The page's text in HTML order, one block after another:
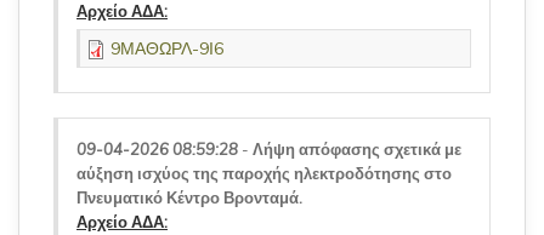
Αρχείο ΑΔΑ:
9ΜΑΘΩΡΛ-9Ι6
09-04-2026 08:59:28 - Λήψη απόφασης σχετικά με
αύξηση ισχύος της παροχής ηλεκτροδότησης στο
Πνευματικό Κέντρο Βρονταμά.
Αρχείο ΑΔΑ: